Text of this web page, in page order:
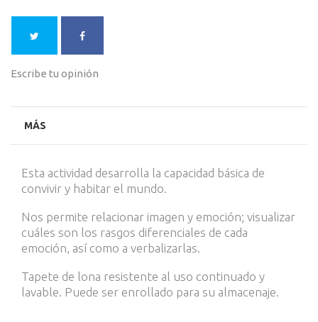
Escribe tu opinión
MÁS
Esta actividad desarrolla la capacidad básica de
convivir y habitar el mundo.
Nos permite relacionar imagen y emoción; visualizar
cuáles son los rasgos diferenciales de cada
emoción, así como a verbalizarlas.
Tapete de lona resistente al uso continuado y
lavable. Puede ser enrollado para su almacenaje.